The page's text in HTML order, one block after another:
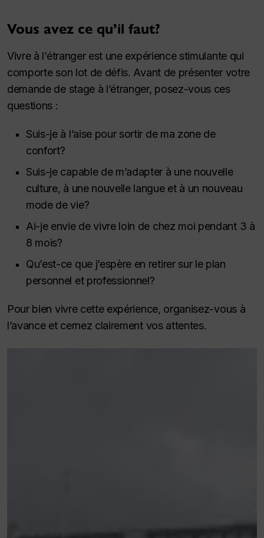
Vous avez ce qu’il faut?
Vivre à l’étranger est une expérience stimulante qui
comporte son lot de défis. Avant de présenter votre
demande de stage à l’étranger, posez-vous ces
questions :
Suis-je à l’aise pour sortir de ma zone de
confort?
Suis-je capable de m’adapter à une nouvelle
culture, à une nouvelle langue et à un nouveau
mode de vie?
Ai-je envie de vivre loin de chez moi pendant 3 à
8 mois?
Qu’est-ce que j’espère en retirer sur le plan
personnel et professionnel?
Pour bien vivre cette expérience, organisez-vous à
l’avance et cernez clairement vos attentes.